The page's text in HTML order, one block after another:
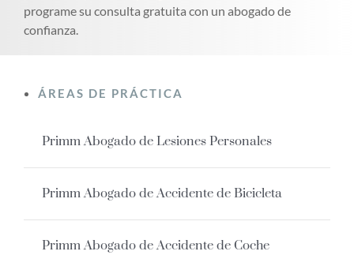
ÁREAS DE PRÁCTICA
Primm Abogado de Lesiones Personales
Primm Abogado de Accidente de Bicicleta
Primm Abogado de Accidente de Coche
programe su consulta gratuita con un abogado de
confianza.